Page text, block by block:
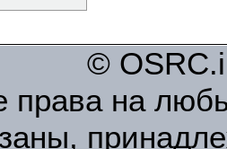
©
права на